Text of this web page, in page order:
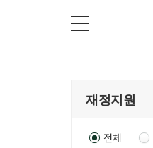
전체